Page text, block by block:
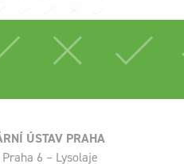
ÚSTAV PRAHA
6 – Lysolaje